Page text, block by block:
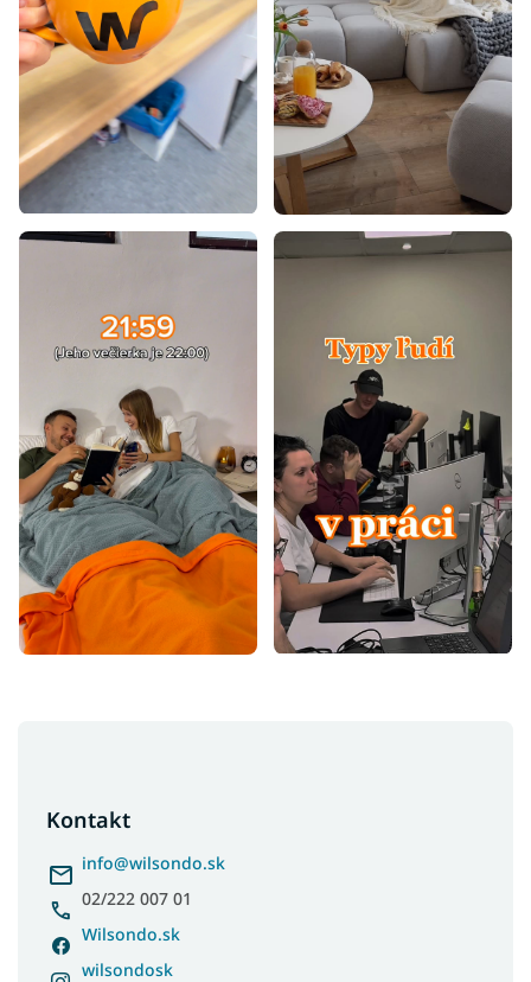
Kontakt
info@wilsondo.sk
02/222 007 01
Wilsondo.sk
wilsondosk